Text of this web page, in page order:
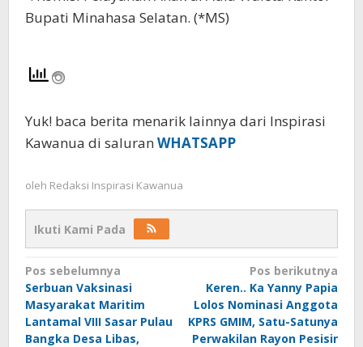
Bupati Minahasa Selatan. (*MS)
Yuk! baca berita menarik lainnya dari Inspirasi
Kawanua di saluran WHATSAPP
oleh Redaksi Inspirasi Kawanua
Ikuti Kami Pada
Navigasi
pos
Pos sebelumnya
Serbuan Vaksinasi
Masyarakat Maritim
Lantamal VIII Sasar Pulau
Bangka Desa Libas,
Pos berikutnya
Keren.. Ka Yanny Papia
Lolos Nominasi Anggota
KPRS GMIM, Satu-Satunya
Perwakilan Rayon Pesisir